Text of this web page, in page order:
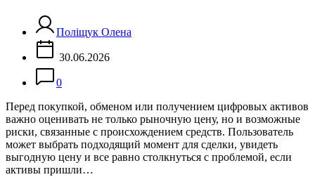
Поліщук Олена
30.06.2026
0
Перед покупкой, обменом или получением цифровых активов
важно оценивать не только рыночную цену, но и возможные
риски, связанные с происхождением средств. Пользователь
может выбрать подходящий момент для сделки, увидеть
выгодную цену и все равно столкнуться с проблемой, если
активы пришли…